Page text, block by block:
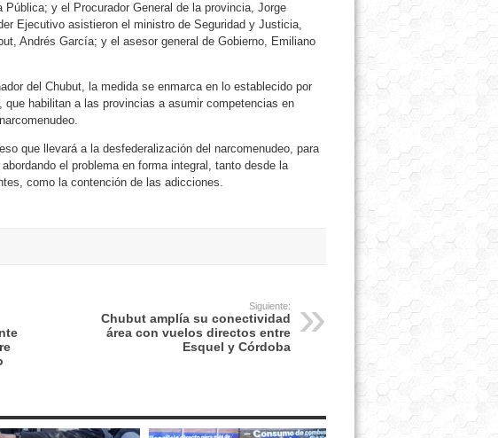
y el Procurador General de la provincia, Jorge
Ejecutivo asistieron el ministro de Seguridad y Justicia,
Andrés García; y el asesor general de Gobierno, Emiliano
del Chubut, la medida se enmarca en lo establecido por
que habilitan a las provincias a asumir competencias en
que llevará a la desfederalización del narcomenudeo, para
el problema en forma integral, tanto desde la
como la contención de las adicciones.
Siguiente:
Chubut amplía su conectividad
área con vuelos directos entre
Esquel y Córdoba